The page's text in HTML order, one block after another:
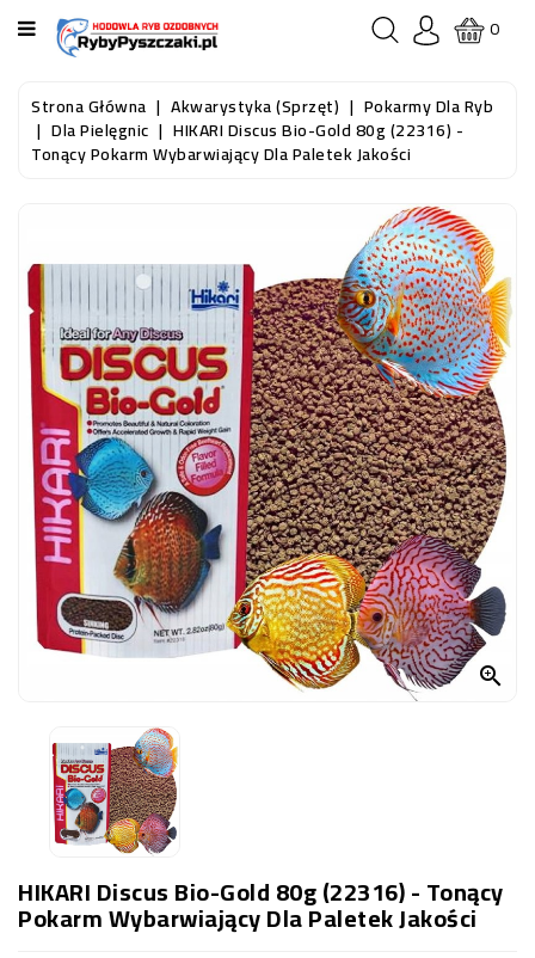
KATEGORIA
STRONA
GŁÓWNA
RYBY
DO
OCZKA
WODNEGO
STAWU
AKWARYSTYKA
(SPRZĘT)
OCZKO
WODNE
(SPRZĘT)
KONTAKT
0
Strona Główna Akwarystyka (sprzęt) Pokarmy Dla Ryb
Dla Pielęgnic HIKARI Discus Bio-Gold 80g (22316) -
Tonący Pokarm Wybarwiający Dla Paletek Jakości

HIKARI Discus Bio-Gold 80g (22316) - Tonący
Pokarm Wybarwiający Dla Paletek Jakości